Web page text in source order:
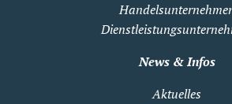
News & Infos
Aktuelles